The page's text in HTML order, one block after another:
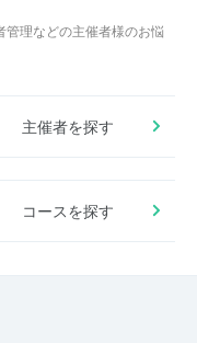
管理などの主催者様のお悩
主催者を探す
コースを探す